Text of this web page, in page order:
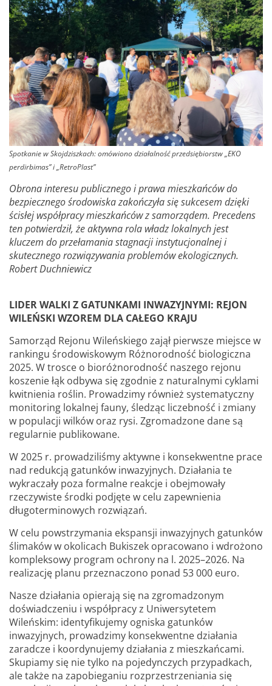
Spotkanie w Skojdziszkach: omówiono działalność przedsiębiorstw „EKO
perdirbimas” i „RetroPlast”
Obrona interesu publicznego i prawa mieszkańców do
bezpiecznego środowiska zakończyła się sukcesem dzięki
ścisłej współpracy mieszkańców z samorządem. Precedens
ten potwierdził, że aktywna rola władz lokalnych jest
kluczem do przełamania stagnacji instytucjonalnej i
skutecznego rozwiązywania problemów ekologicznych.
Robert Duchniewicz
LIDER WALKI Z GATUNKAMI INWAZYJNYMI: REJON
WILEŃSKI WZOREM DLA CAŁEGO KRAJU
Samorząd Rejonu Wileńskiego zajął pierwsze miejsce w
rankingu środowiskowym Różnorodność biologiczna
2025. W trosce o bioróżnorodność naszego rejonu
koszenie łąk odbywa się zgodnie z naturalnymi cyklami
kwitnienia roślin. Prowadzimy również systematyczny
monitoring lokalnej fauny, śledząc liczebność i zmiany
w populacji wilków oraz rysi. Zgromadzone dane są
regularnie publikowane.
W 2025 r. prowadziliśmy aktywne i konsekwentne prace
nad redukcją gatunków inwazyjnych. Działania te
wykraczały poza formalne reakcje i obejmowały
rzeczywiste środki podjęte w celu zapewnienia
długoterminowych rozwiązań.
W celu powstrzymania ekspansji inwazyjnych gatunków
ślimaków w okolicach Bukiszek opracowano i wdrożono
kompleksowy program ochrony na l. 2025–2026. Na
realizację planu przeznaczono ponad 53 000 euro.
Nasze działania opierają się na zgromadzonym
doświadczeniu i współpracy z Uniwersytetem
Wileńskim: identyfikujemy ogniska gatunków
inwazyjnych, prowadzimy konsekwentne działania
zaradcze i koordynujemy działania z mieszkańcami.
Skupiamy się nie tylko na pojedynczych przypadkach,
ale także na zapobieganiu rozprzestrzeniania się